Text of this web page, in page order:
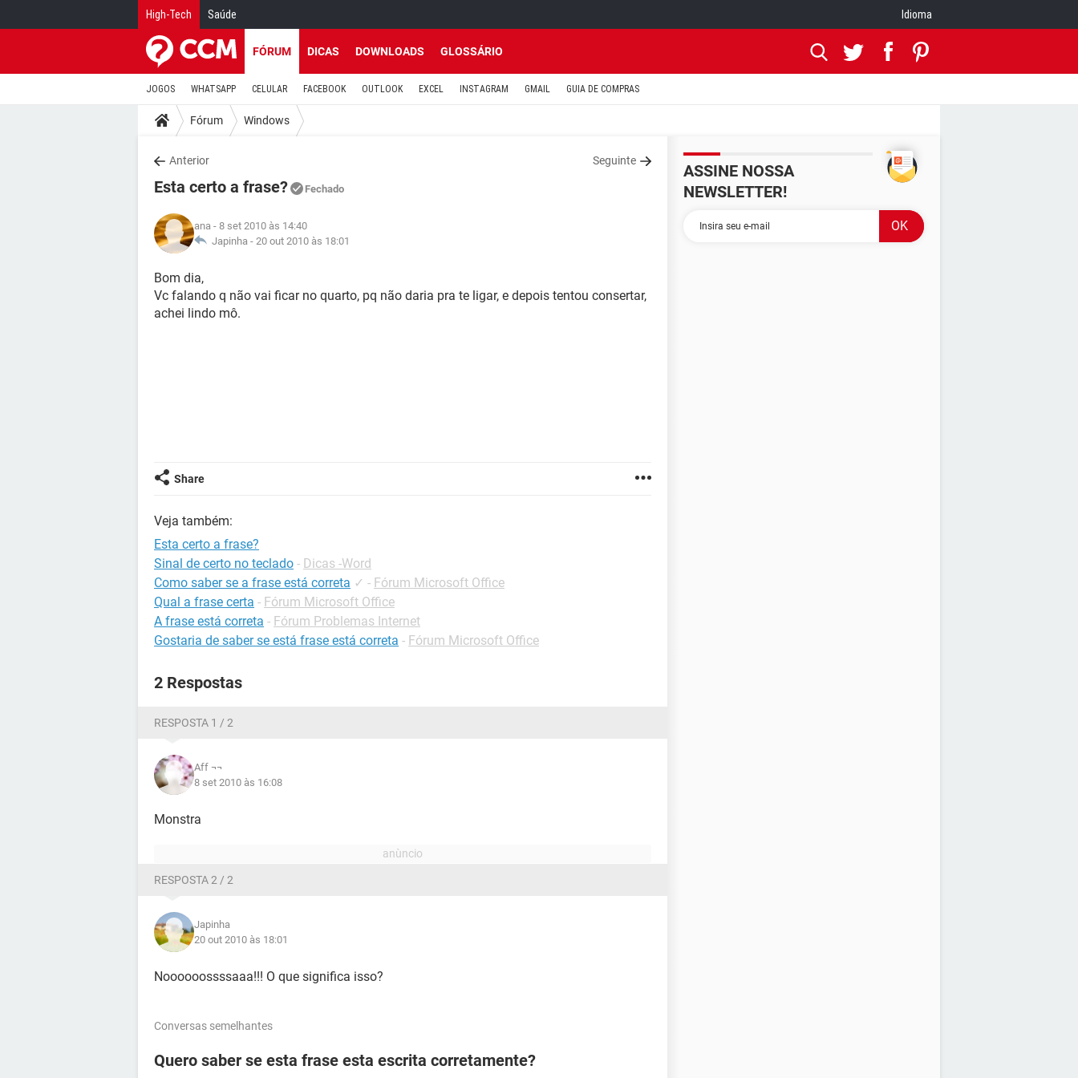
High-Tech Saúde Idioma
FÓRUM DICAS DOWNLOADS GLOSSÁRIO
JOGOS WHATSAPP CELULAR FACEBOOK OUTLOOK EXCEL INSTAGRAM GMAIL GUIA DE COMPRAS
Fórum Windows
Anterior Seguinte
Esta certo a frase? Fechado
ana - 8 set 2010 às 14:40
Japinha - 20 out 2010 às 18:01
Bom dia,
Vc falando q não vai ficar no quarto, pq não daria pra te ligar, e depois tentou consertar,
achei lindo mô.
Share
Veja também:
Esta certo a frase?
Sinal de certo no teclado - Dicas -Word
Como saber se a frase está correta ✓ - Fórum Microsoft Office
Qual a frase certa - Fórum Microsoft Office
A frase está correta - Fórum Problemas Internet
Gostaria de saber se está frase está correta - Fórum Microsoft Office
2 Respostas
RESPOSTA 1 / 2
Aff ¬¬
8 set 2010 às 16:08
Monstra
RESPOSTA 2 / 2
Japinha
20 out 2010 às 18:01
Noooooossssaaa!!! O que significa isso?
Conversas semelhantes
Quero saber se esta frase esta escrita corretamente?
ASSINE NOSSA
NEWSLETTER!